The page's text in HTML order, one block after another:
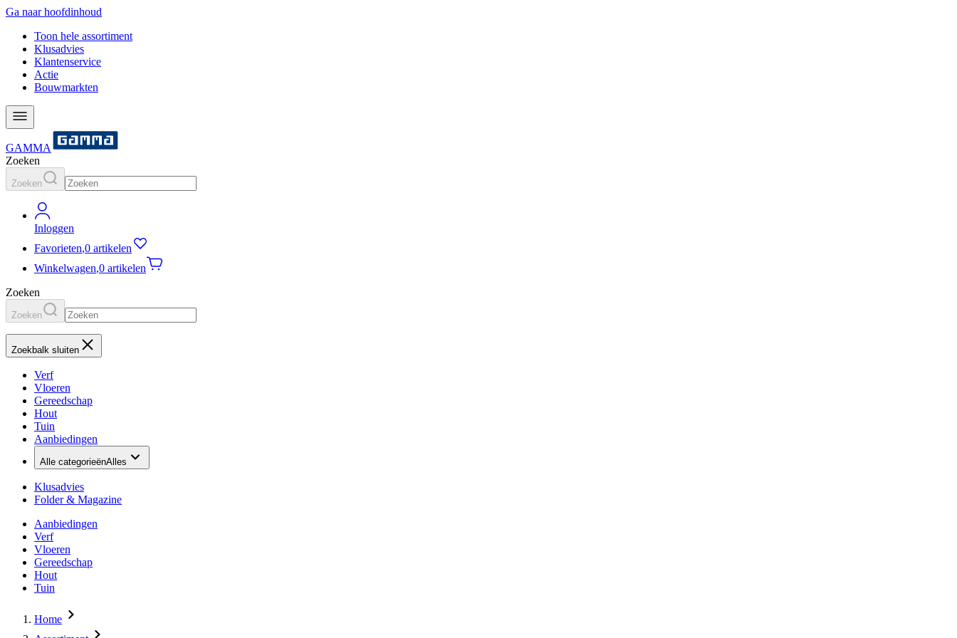
Ga naar hoofdinhoud
Toon hele assortiment
Klusadvies
Klantenservice
Actie
Bouwmarkten
GAMMA
Zoeken
Zoeken
Inloggen
Favorieten,0 artikelen
Winkelwagen,0 artikelen
Zoeken
Zoeken
Zoekbalk sluiten
Verf
Vloeren
Gereedschap
Hout
Tuin
Aanbiedingen
Alle categorieënAlles
Klusadvies
Folder & Magazine
Aanbiedingen
Verf
Vloeren
Gereedschap
Hout
Tuin
Home